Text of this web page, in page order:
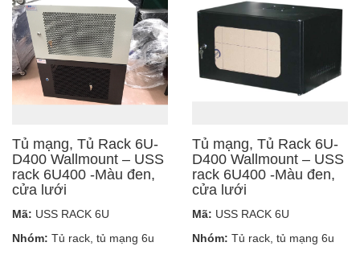
Tủ mạng, Tủ Rack 6U-
D400 Wallmount – USS
rack 6U400 -Màu đen,
cửa lưới
Mã: USS RACK 6U
Nhóm: Tủ rack, tủ mạng 6u
Tủ mạng, Tủ Rack 6U-
D400 Wallmount – USS
rack 6U400 -Màu đen,
cửa lưới
Mã: USS RACK 6U
Nhóm: Tủ rack, tủ mạng 6u